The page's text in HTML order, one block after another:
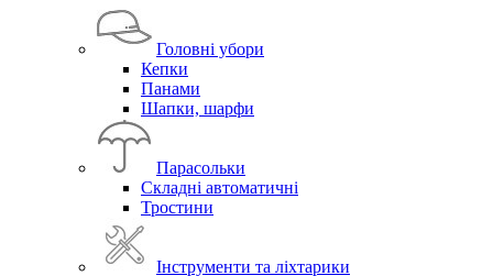
Головні убори
Кепки
Панами
Шапки, шарфи
Парасольки
Складні автоматичні
Тростини
Інструменти та ліхтарики